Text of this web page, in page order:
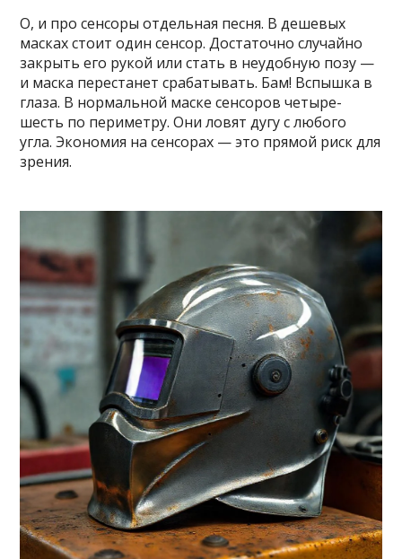
О, и про сенсоры отдельная песня. В дешевых
масках стоит один сенсор. Достаточно случайно
закрыть его рукой или стать в неудобную позу —
и маска перестанет срабатывать. Бам! Вспышка в
глаза. В нормальной маске сенсоров четыре-
шесть по периметру. Они ловят дугу с любого
угла. Экономия на сенсорах — это прямой риск для
зрения.